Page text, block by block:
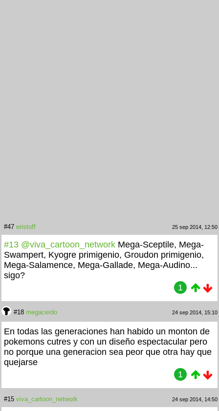
#47 eristoff 25 sep 2014, 12:50
#13 @viva_cartoon_network Mega-Sceptile, Mega-
Swampert, Kyogre primigenio, Groudon primigenio,
Mega-Salamence, Mega-Gallade, Mega-Audino...
sigo?
1
#18 megacerdo 24 sep 2014, 15:10
En todas las generaciones han habido un monton de
pokemons cutres y con un diseño espectacular pero
no porque una generacion sea peor que otra hay que
quejarse
1
#15 viva_cartoon_network 24 sep 2014, 14:50